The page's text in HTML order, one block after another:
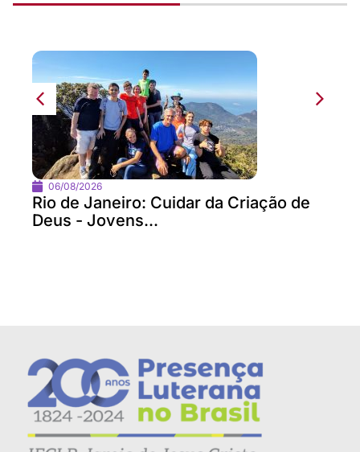
06/08/2026
Rio de Janeiro: Cuidar da Criação de
Deus - Jovens...